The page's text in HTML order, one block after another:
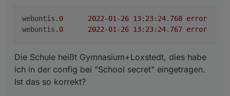
webuntis .0 2022-01 -26 13: 23: 24.768 error
webuntis .0 2022-01 -26 13: 23: 24.767 error
Die Schule heißt Gymnasium+Loxstedt, dies habe
ich in der config bei "School secret" eingetragen.
Ist das so korrekt?